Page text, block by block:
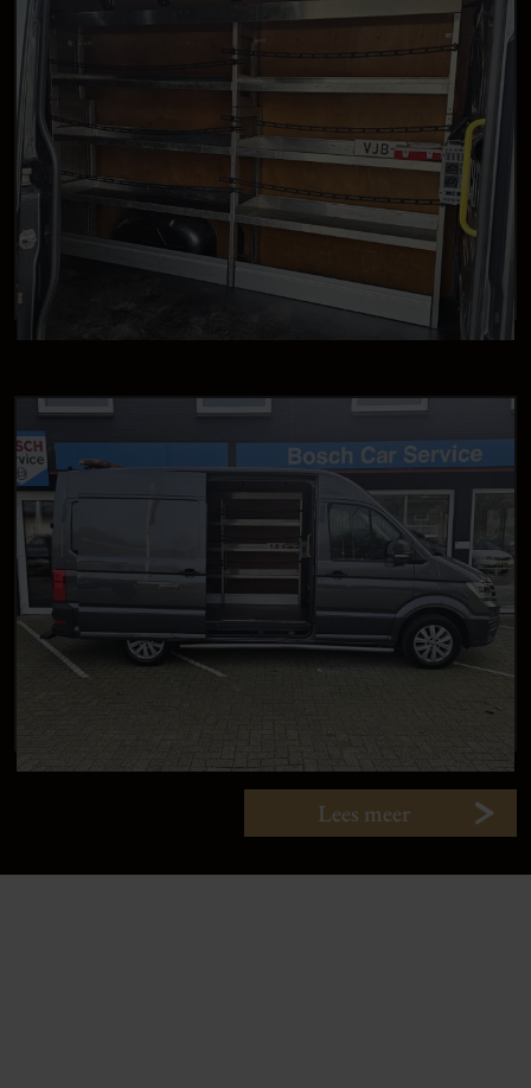
Lees meer